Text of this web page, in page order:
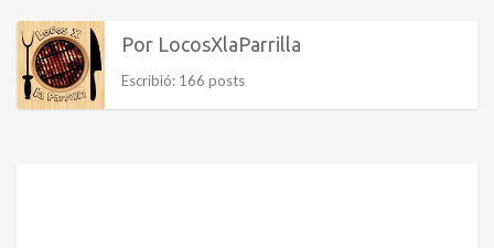
Por LocosXlaParrilla
Escribió: 166 posts